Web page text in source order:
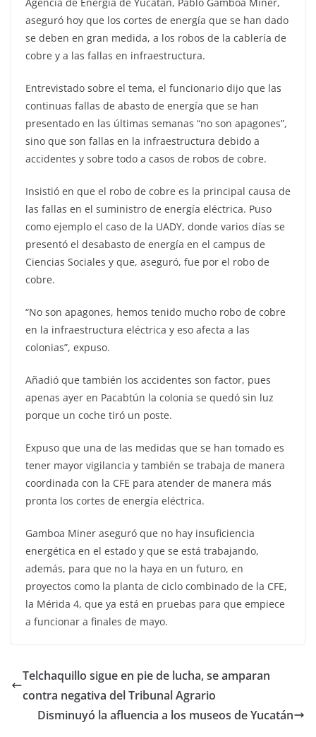
Agencia de Energía de Yucatán, Pablo Gamboa Miner,
aseguró hoy que los cortes de energía que se han dado
se deben en gran medida, a los robos de la cablería de
cobre y a las fallas en infraestructura.
Entrevistado sobre el tema, el funcionario dijo que las
continuas fallas de abasto de energía que se han
presentado en las últimas semanas “no son apagones”,
sino que son fallas en la infraestructura debido a
accidentes y sobre todo a casos de robos de cobre.
Insistió en que el robo de cobre es la principal causa de
las fallas en el suministro de energía eléctrica. Puso
como ejemplo el caso de la UADY, donde varios días se
presentó el desabasto de energía en el campus de
Ciencias Sociales y que, aseguró, fue por el robo de
cobre.
“No son apagones, hemos tenido mucho robo de cobre
en la infraestructura eléctrica y eso afecta a las
colonias”, expuso.
Añadió que también los accidentes son factor, pues
apenas ayer en Pacabtún la colonia se quedó sin luz
porque un coche tiró un poste.
Expuso que una de las medidas que se han tomado es
tener mayor vigilancia y también se trabaja de manera
coordinada con la CFE para atender de manera más
pronta los cortes de energía eléctrica.
Gamboa Miner aseguró que no hay insuficiencia
energética en el estado y que se está trabajando,
además, para que no la haya en un futuro, en
proyectos como la planta de ciclo combinado de la CFE,
la Mérida 4, que ya está en pruebas para que empiece
a funcionar a finales de mayo.
Telchaquillo sigue en pie de lucha, se amparan
contra negativa del Tribunal Agrario
Disminuyó la afluencia a los museos de Yucatán